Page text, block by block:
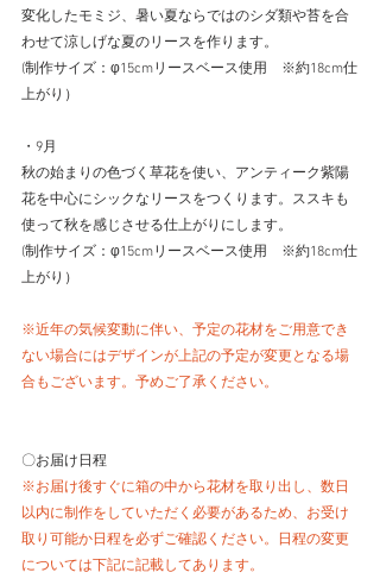
変化したモミジ、暑い夏ならではのシダ類や苔を合
わせて涼しげな夏のリースを作ります。
(制作サイズ：φ15cmリースベース使用　※約18cm仕
上がり）
・9月
秋の始まりの色づく草花を使い、アンティーク紫陽
花を中心にシックなリースをつくります。ススキも
使って秋を感じさせる仕上がりにします。
(制作サイズ：φ15cmリースベース使用　※約18cm仕
上がり）
※近年の気候変動に伴い、予定の花材をご用意でき
ない場合にはデザインが上記の予定が変更となる場
合もございます。予めご了承ください。
〇お届け日程
※お届け後すぐに箱の中から花材を取り出し、数日
以内に制作をしていただく必要があるため、お受け
取り可能か日程を必ずご確認ください。日程の変更
については下記に記載してあります。